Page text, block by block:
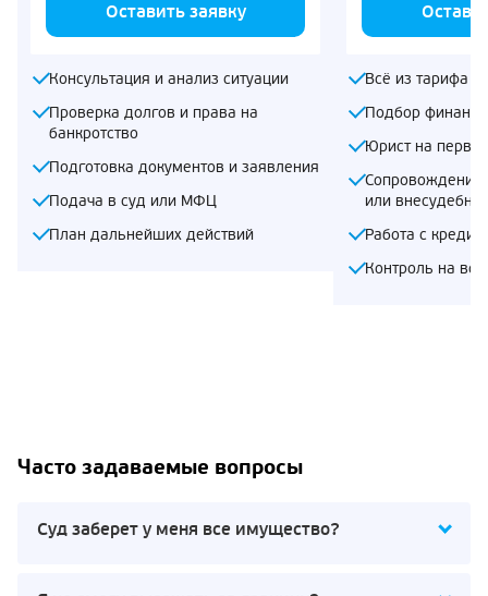
Оставить заявку
Консультация и анализ ситуации
Проверка долгов и права на
банкротство
Подготовка документов и заявления
Подача в суд или МФЦ
План дальнейших действий
Всё из тарифа
Подбор
Юрист на
Сопровождение
или
Работа с
Контроль на
Часто задаваемые вопросы
Суд заберет у меня все имущество?